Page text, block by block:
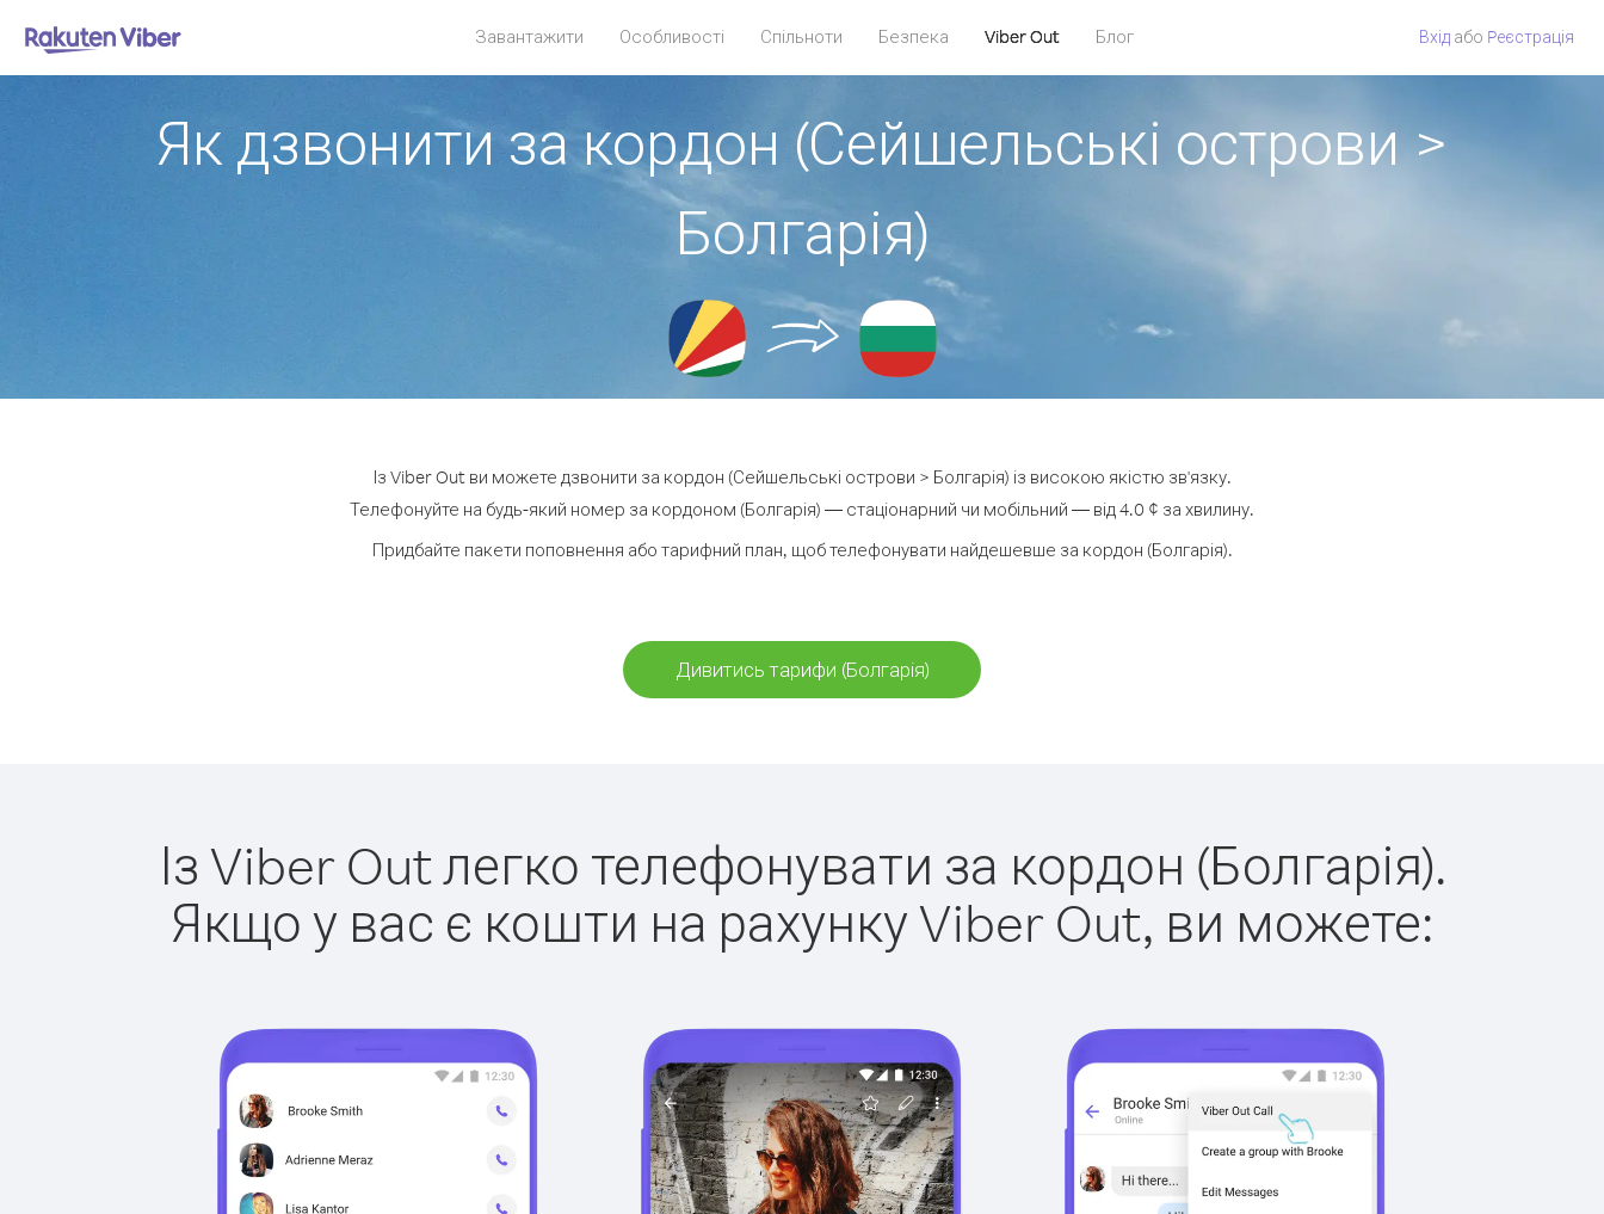
Завантажити Особливості Спільноти Безпека Viber Out Блог Вхід або Pеєстрація
Як дзвонити за кордон (Сейшельські острови >
Болгарія)
Із Viber Out ви можете дзвонити за кордон (Сейшельські острови > Болгарія) із високою якістю зв'язку.
Телефонуйте на будь-який номер за кордоном (Болгарія) — стаціонарний чи мобільний — від 4.0 ¢ за хвилину.
Придбайте пакети поповнення або тарифний план, щоб телефонувати найдешевше за кордон (Болгарія).
Дивитись тарифи (Болгарія)
Із Viber Out легко телефонувати за кордон (Болгарія).
Якщо у вас є кошти на рахунку Viber Out, ви можете: